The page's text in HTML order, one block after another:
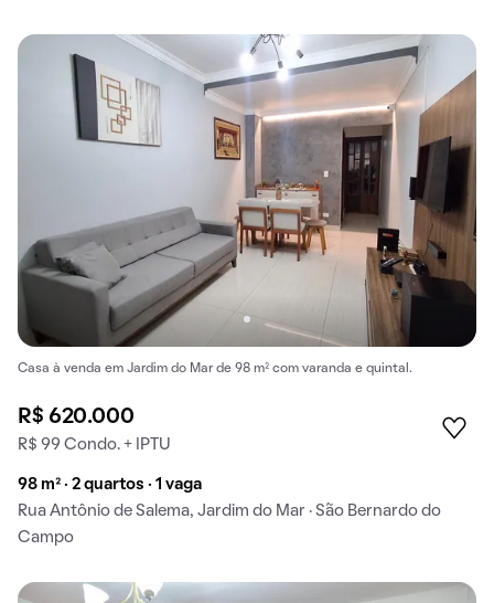
Casa à venda em Jardim do Mar de 98 m² com varanda e quintal.
R$ 620.000
R$ 99 Condo. + IPTU
98 m² · 2 quartos · 1 vaga
Rua Antônio de Salema, Jardim do Mar · São Bernardo do
Campo